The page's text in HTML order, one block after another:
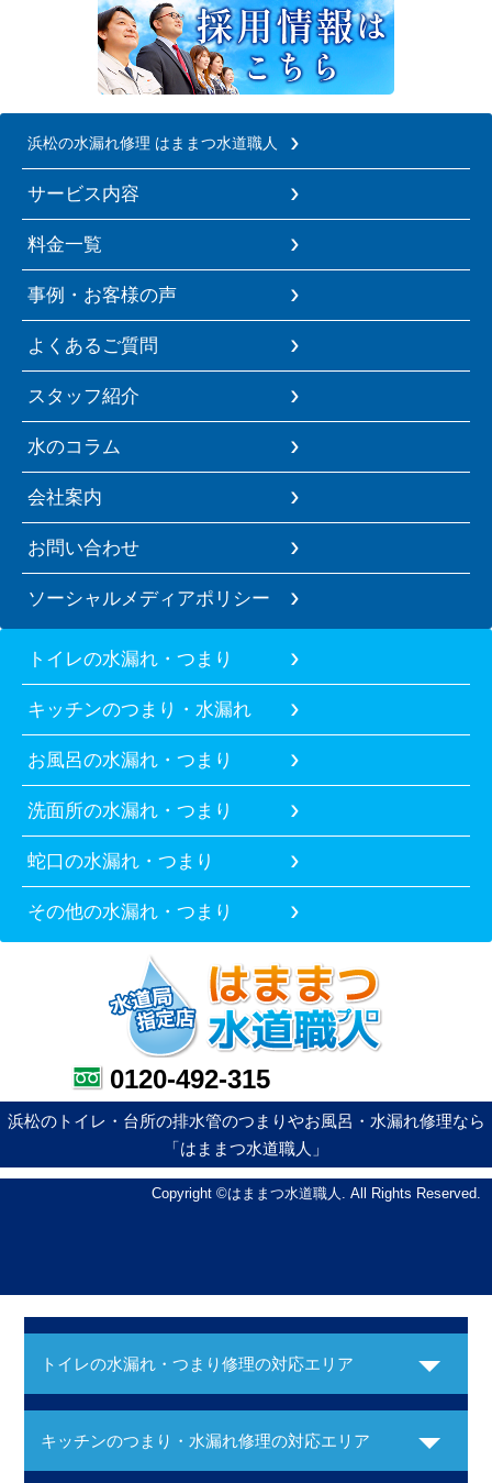
浜松の水漏れ修理 はままつ水道職人
サービス内容
料金一覧
事例・お客様の声
よくあるご質問
スタッフ紹介
水のコラム
会社案内
お問い合わせ
ソーシャルメディアポリシー
トイレの水漏れ・つまり
キッチンのつまり・水漏れ
お風呂の水漏れ・つまり
洗面所の水漏れ・つまり
蛇口の水漏れ・つまり
その他の水漏れ・つまり
0120-492-315
浜松のトイレ・台所の排水管のつまりやお風呂・水漏れ修理なら
「はままつ水道職人」
Copyright ©はままつ水道職人. All Rights Reserved.
トイレの水漏れ・つまり修理の対応エリア
キッチンのつまり・水漏れ修理の対応エリア